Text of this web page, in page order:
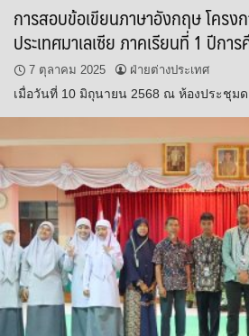
การสอบข้อเขียนภาษาอังกฤษ โครง
ประเทศมาเลเซีย ภาคเรียนที่ 1 ปีกา
7 ตุลาคม 2025 ฝ่ายต่างประเทศ
เมื่อวันที่ 10 มิถุนายน 2568 ณ ห้องประชุม